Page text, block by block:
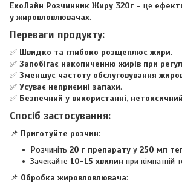
ЕкоЛайн Розчинник Жиру 320г – це
у жировловлювачах.
Переваги продукту:
✅ Швидко та глибоко розщеплює жири.
✅ Запобігає накопиченню жирів при
✅ Зменшує частоту обслуговування
✅ Усуває неприємні запахи.
✅ Безпечний у використанні, нетоксичний
Спосіб застосування:
📌 Приготуйте розчин:
Розчиніть 20 г препарату у 250 мл
Зачекайте 10-15 хвилин при
📌 Обробка жировловлювача: